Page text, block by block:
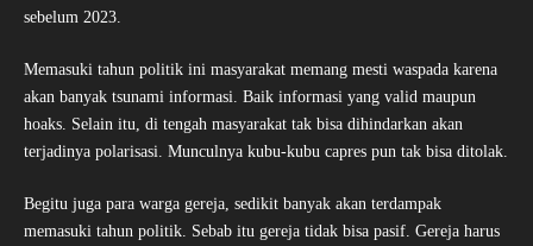
sebelum 2023.
Memasuki tahun politik ini masyarakat memang mesti waspada karena
akan banyak tsunami informasi. Baik informasi yang valid maupun
hoaks. Selain itu, di tengah masyarakat tak bisa dihindarkan akan
terjadinya polarisasi. Munculnya kubu-kubu capres pun tak bisa ditolak.
Begitu juga para warga gereja, sedikit banyak akan terdampak
memasuki tahun politik. Sebab itu gereja tidak bisa pasif. Gereja harus